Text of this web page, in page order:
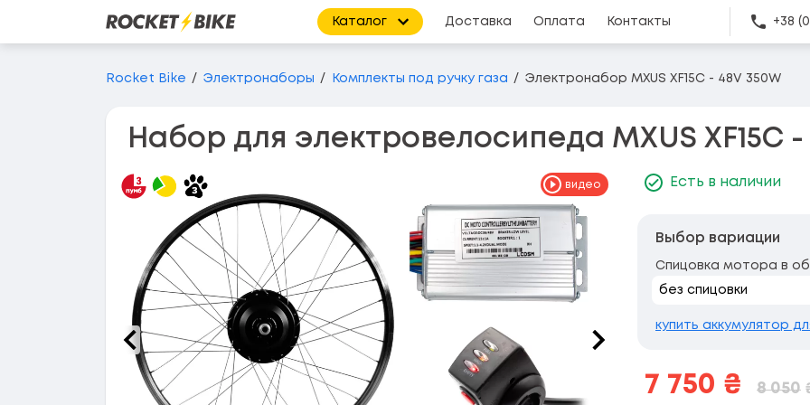
Каталог Доставка Оплата Контакты +38
Перейти до основного вмісту
Rocket Bike Электронаборы Комплекты под ручку газа Электронабор MXUS XF15C - 48V 350W
Набор для электровелосипеда MXUS XF15C -
видео Есть в наличии
Выбор вариации
Спицовка мотора в
купить аккумулятор
7 750 ₴ 8 050